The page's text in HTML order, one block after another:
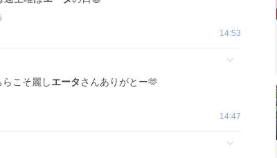
14:53
こそ麗しエータ さんありがとー🫶
14:47